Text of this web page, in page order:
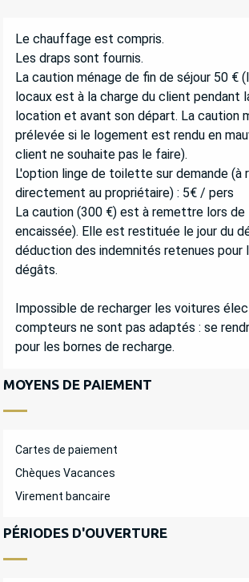
Le chauffage est compris.
Les draps sont fournis.
La caution ménage de fin de séjour 50 €
locaux est à la charge du client pendant
location et avant son départ. La caution
prélevée si le logement est rendu en
client ne souhaite pas le faire).
L'option linge de toilette sur demande (à
directement au propriétaire) : 5€ / pers
La caution (300 €) est à remettre lors de
encaissée). Elle est restituée le jour du
déduction des indemnités retenues pour
dégâts.
Impossible de recharger les voitures
compteurs ne sont pas adaptés : se
pour les bornes de recharge.
MOYENS DE PAIEMENT
Cartes de paiement
Chèques Vacances
Virement bancaire
PÉRIODES D'OUVERTURE